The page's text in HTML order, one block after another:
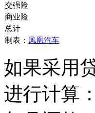
交强险
商业险
总计
制表： 凤凰汽车
如果采用
进行计算